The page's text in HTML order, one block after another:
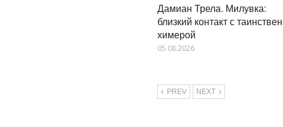
Дамиан Трела. Милувка:
близкий контакт с
химерой
05.08.2026
PREV NEXT